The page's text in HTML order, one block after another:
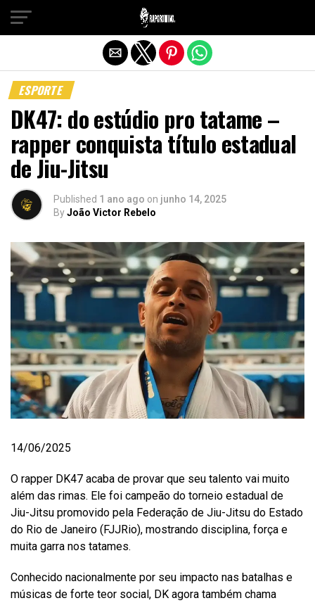
ESPORTE
DK47: do estúdio pro tatame –
rapper conquista título estadual
de Jiu-Jitsu
Published 1 ano ago on junho 14, 2025
ByJoão Victor Rebelo
14/06/2025
O rapper DK47 acaba de provar que seu talento vai muito
além das rimas. Ele foi campeão do torneio estadual de
Jiu-Jitsu promovido pela Federação de Jiu-Jitsu do Estado
do Rio de Janeiro (FJJRio), mostrando disciplina, força e
muita garra nos tatames.
Conhecido nacionalmente por seu impacto nas batalhas e
músicas de forte teor social, DK agora também chama
Sair da versão mobile